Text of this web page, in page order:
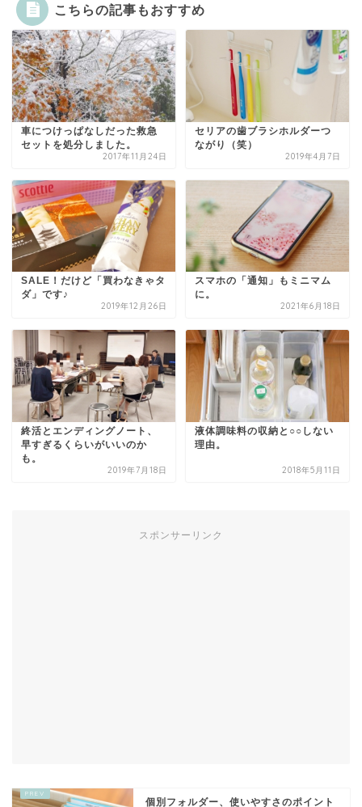
こちらの記事もおすすめ
車につけっぱなしだった救急
セットを処分しました。
2017年11月24日
セリアの歯ブラシホルダーつ
ながり（笑）
2019年4月7日
SALE！だけど「買わなきゃタ
ダ」です♪
2019年12月26日
スマホの「通知」もミニマム
に。
2021年6月18日
終活とエンディングノート、
早すぎるくらいがいいのか
も。
2019年7月18日
液体調味料の収納と○○しない
理由。
2018年5月11日
スポンサーリンク
個別フォルダー、使いやすさのポイント